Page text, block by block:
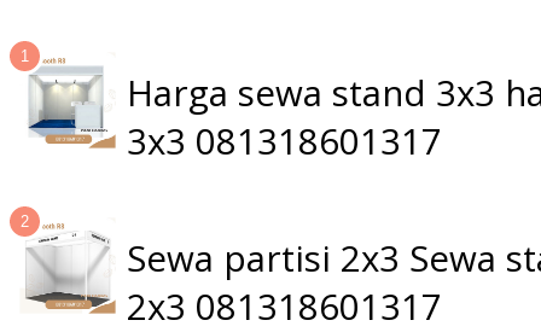
Harga sewa stand 3x3
3x3 081318601317
Sewa partisi 2x3 Sewa
2x3 081318601317